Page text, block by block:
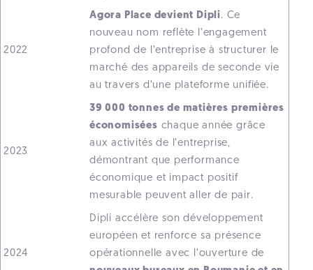
2022
Agora Place devient Dipli. Ce
nouveau nom reflète l’engagement
profond de l’entreprise à structurer le
marché des appareils de seconde vie
au travers d’une plateforme unifiée.
2023
39 000 tonnes de matières premières
économisées chaque année grâce
aux activités de l’entreprise,
démontrant que performance
économique et impact positif
mesurable peuvent aller de pair.
2024
Dipli accélère son développement
européen et renforce sa présence
opérationnelle avec l’ouverture de